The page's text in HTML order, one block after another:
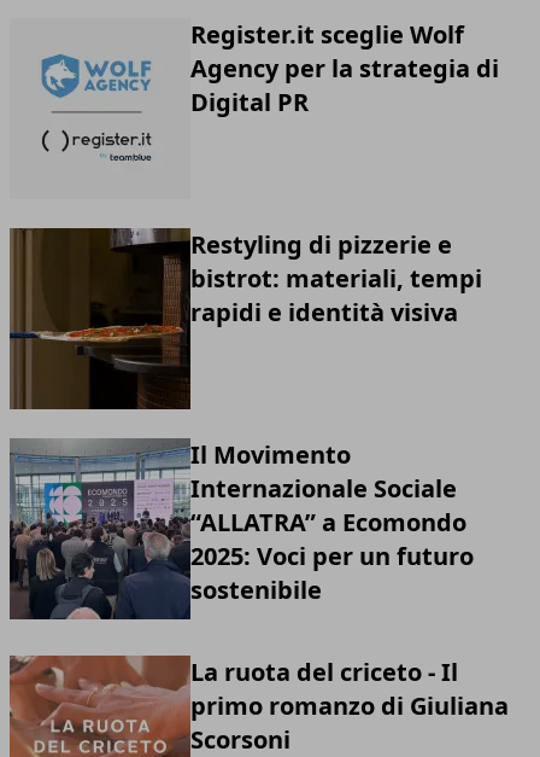
Register.it sceglie Wolf
Agency per la strategia di
Digital PR
Restyling di pizzerie e
bistrot: materiali, tempi
rapidi e identità visiva
Il Movimento
Internazionale Sociale
“ALLATRA” a Ecomondo
2025: Voci per un futuro
sostenibile
La ruota del criceto - Il
primo romanzo di Giuliana
Scorsoni